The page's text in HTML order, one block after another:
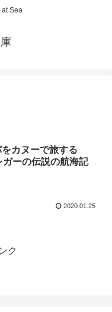
at Sea
カヌーで旅する
ガーの伝説の航海記
2020.01.25
ク